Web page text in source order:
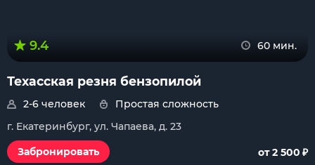
9.4 60 мин.
Техасская резня бензопилой
2-6 человек
Простая сложность
г. Екатеринбург, ул. Чапаева, д. 23
Забронировать
от 2 500 ₽